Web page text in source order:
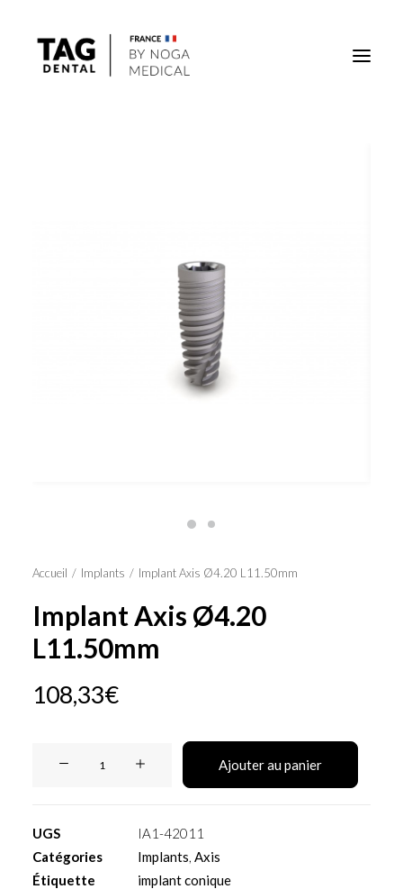
Outils
Solutions régénératives
DigiTag
Recherche
Accueil Implants Implant Axis Ø4.20 L11.50mm
Implant Axis Ø4.20
L11.50mm
108,33€
L11.50mm
Ajouter au panier
UGS
IA1-42011
Catégories
Implants, Axis
Étiquette
implant conique